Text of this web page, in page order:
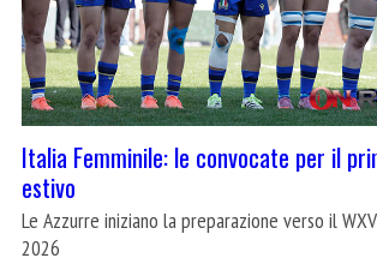
Italia Femminile: le convocate per il
estivo
Le Azzurre iniziano la preparazione verso il
2026